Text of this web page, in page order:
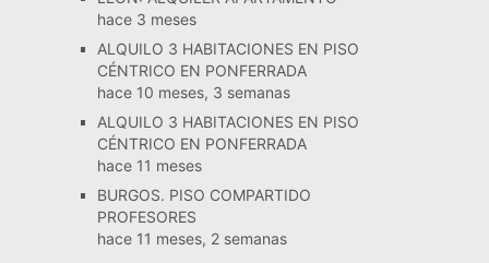
hace 3 meses
ALQUILO 3 HABITACIONES EN PISO
CÉNTRICO EN PONFERRADA
hace 10 meses, 3 semanas
ALQUILO 3 HABITACIONES EN PISO
CÉNTRICO EN PONFERRADA
hace 11 meses
BURGOS. PISO COMPARTIDO
PROFESORES
hace 11 meses, 2 semanas